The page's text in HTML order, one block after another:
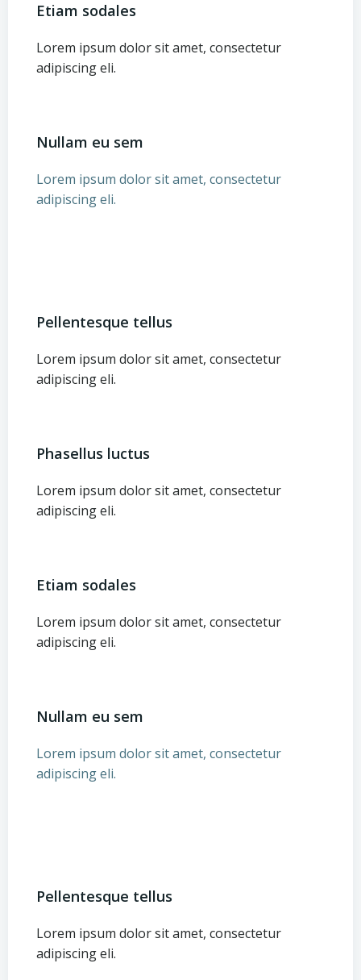
Etiam sodales
Lorem ipsum dolor sit amet, consectetur
adipiscing eli.
Nullam eu sem
Lorem ipsum dolor sit amet, consectetur
adipiscing eli.
Pellentesque tellus
Lorem ipsum dolor sit amet, consectetur
adipiscing eli.
Phasellus luctus
Lorem ipsum dolor sit amet, consectetur
adipiscing eli.
Etiam sodales
Lorem ipsum dolor sit amet, consectetur
adipiscing eli.
Nullam eu sem
Lorem ipsum dolor sit amet, consectetur
adipiscing eli.
Pellentesque tellus
Lorem ipsum dolor sit amet, consectetur
adipiscing eli.